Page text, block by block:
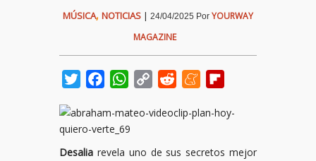
MÚSICA, NOTICIAS | 24/04/2025 Por YOURWAY
MAGAZINE
TwitterFacebookWhatsApp
Copy
Reddit Meneame
Desalia revela uno de sus secretos mejor